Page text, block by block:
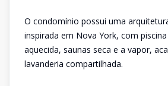
O condomínio possui uma
inspirada em Nova York, com
aquecida, saunas seca e a vapor,
lavanderia compartilhada.